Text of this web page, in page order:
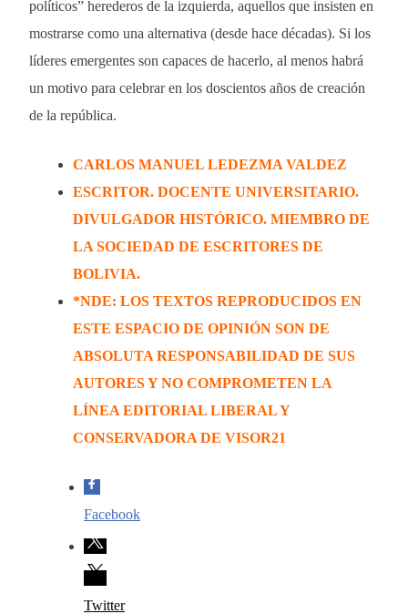
políticos” herederos de la izquierda, aquellos que insisten en
mostrarse como una alternativa (desde hace décadas). Si los
líderes emergentes son capaces de hacerlo, al menos habrá
un motivo para celebrar en los doscientos años de creación
de la república.
CARLOS MANUEL LEDEZMA VALDEZ
ESCRITOR. DOCENTE UNIVERSITARIO.
DIVULGADOR HISTÓRICO. MIEMBRO DE
LA SOCIEDAD DE ESCRITORES DE
BOLIVIA.
*NDE: LOS TEXTOS REPRODUCIDOS EN
ESTE ESPACIO DE OPINIÓN SON DE
ABSOLUTA RESPONSABILIDAD DE SUS
AUTORES Y NO COMPROMETEN LA
LÍNEA EDITORIAL LIBERAL Y
CONSERVADORA DE VISOR21
Facebook
Twitter